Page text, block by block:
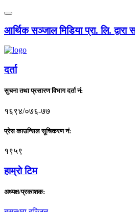
आर्थिक सञ्जाल मिडिया प्रा. लि. द्वारा
दर्ता
सुचना तथा प्रसारण विभाग दर्ता नं:
१६९४/०७६-७७
प्रेस काउन्सिल सूचिकरण नं:
१९५९
हाम्राे टिम
अध्यक्ष/प्रकाशक: